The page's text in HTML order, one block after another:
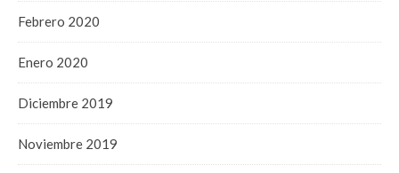
Febrero 2020
Enero 2020
Diciembre 2019
Noviembre 2019